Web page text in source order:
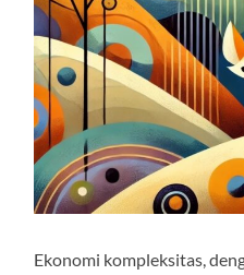
Ekonomi kompleksitas,